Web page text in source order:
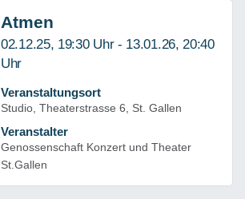
Atmen
02.12.25, 19:30 Uhr - 13.01.26, 20:40
Uhr
Veranstaltungsort
Studio, Theaterstrasse 6, St. Gallen
Veranstalter
Genossenschaft Konzert und Theater
St.Gallen